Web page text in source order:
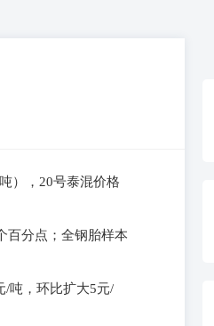
），20号泰混价格
百分点；全钢胎样本
/吨，环比扩大5元/